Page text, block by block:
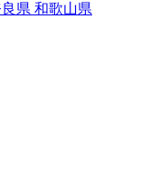
県 和歌山県